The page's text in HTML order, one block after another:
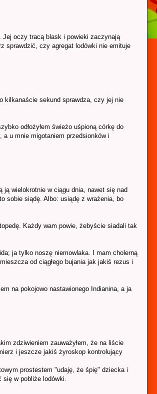
Jej oczy tracą blask i powieki zaczynają
sprawdzić, czy agregat lodówki nie emituje
kilkanaście sekund sprawdza, czy jej nie
odłożyłem świeżo uśpioną córkę do
a u mnie migotaniem przedsionków i
wielokrotnie w ciągu dnia, nawet się nad
sobie siądę. Albo: usiądę z wrażenia, bo
Każdy wam powie, żebyście siadali tak
ja tylko noszę niemowlaka. I mam cholerną
od ciągłego bujania jak jakiś rezus i
na pokojowo nastawionego Indianina, a ja
zdziwieniem zauważyłem, że na liście
i jeszcze jakiś żyroskop kontrolujący
prostestem "udaję, że śpię" dziecka i
się w pobliże lodówki.